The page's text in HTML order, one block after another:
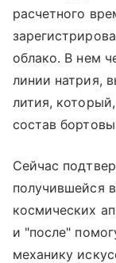
расчетного
облако. В нем
линии натрия,
лития,
состав
Сейчас
получившейся
космических
и "после"
механику